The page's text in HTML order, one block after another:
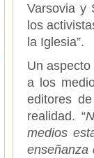
Varsovia y
los
la Iglesia”.
Un
a los
editores
realidad. “
medios
enseñanza